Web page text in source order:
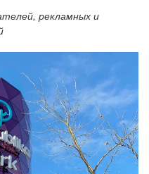
рекламных и